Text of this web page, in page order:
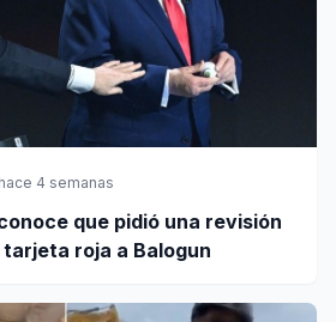
hace 4 semanas
que pidió una revisión
roja a Balogun